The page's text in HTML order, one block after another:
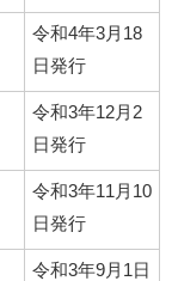
令和4年3月18
日発行
令和3年12月2
日発行
令和3年11月10
日発行
令和3年9月1日